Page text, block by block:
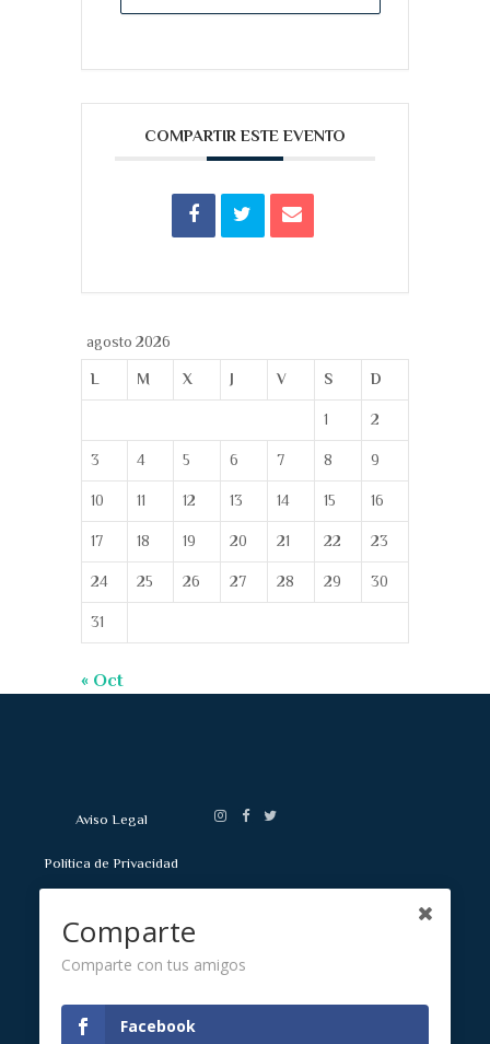
COMPARTIR ESTE EVENTO
agosto 2026
L M X V S D
1 2
3 4 5 6 7 8 9
10 11 12 13 14 15 16
17 18 19 20 21 22 23
24 25 26 27 28 29 30
31
« Oct
Aviso Legal
Política de Privacidad
Mapa Web
Comparte
Comparte con tus amigos
Facebook